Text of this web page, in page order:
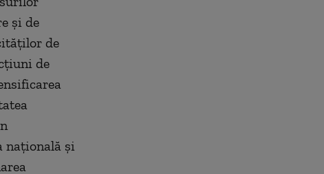
şi de
de
de
şi